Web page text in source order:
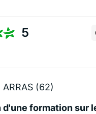
5
ARRAS (62)
d'une formation sur